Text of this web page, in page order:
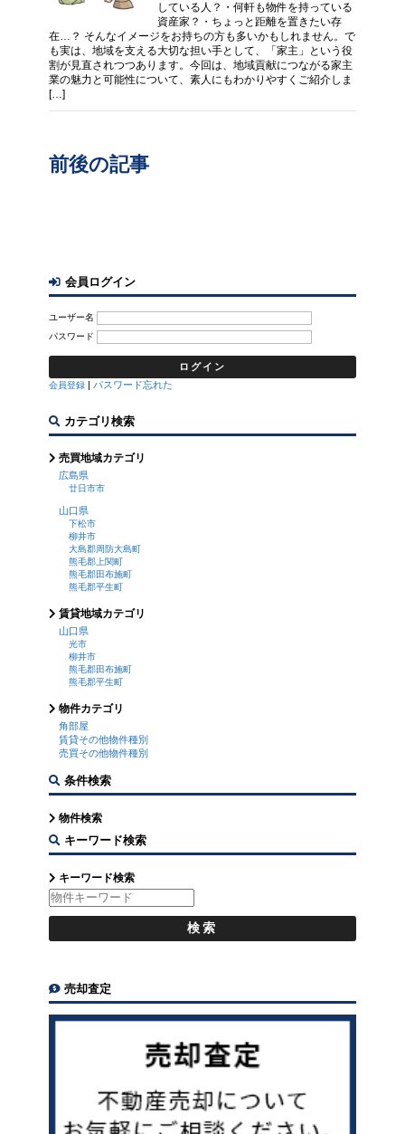
している人？・何軒も物件を持っている
資産家？・ちょっと距離を置きたい存
在…？ そんなイメージをお持ちの方も多いかもしれません。で
も実は、地域を支える大切な担い手として、「家主」という役
割が見直されつつあります。今回は、地域貢献につながる家主
業の魅力と可能性について、素人にもわかりやすくご紹介しま
[…]
前後の記事
会員ログイン
ユーザー名
パスワード
会員登録 | パスワード忘れた
カテゴリ検索
売買地域カテゴリ
広島県
廿日市市
山口県
下松市
柳井市
大島郡周防大島町
熊毛郡上関町
熊毛郡田布施町
熊毛郡平生町
賃貸地域カテゴリ
山口県
光市
柳井市
熊毛郡田布施町
熊毛郡平生町
物件カテゴリ
角部屋
賃貸その他物件種別
売買その他物件種別
条件検索
物件検索
キーワード検索
キーワード検索
売却査定